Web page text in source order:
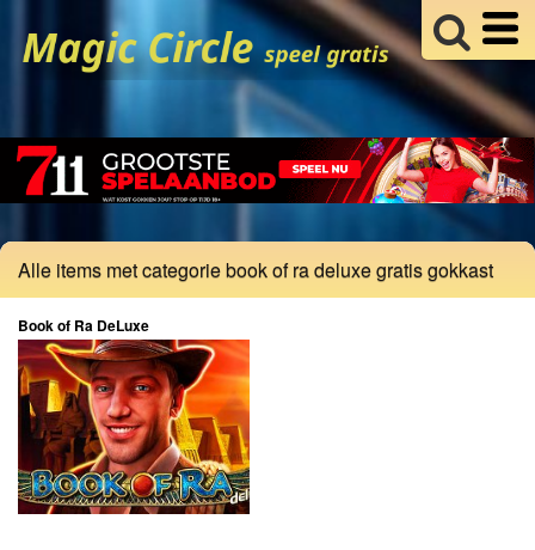
Alle items met categorie book of ra deluxe gratis gokkast
Book of Ra DeLuxe